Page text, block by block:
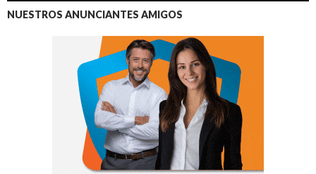
NUESTROS ANUNCIANTES AMIGOS